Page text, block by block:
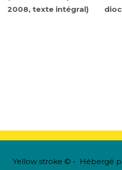
2008, texte intégral)
Yellow stroke © - Hébergé